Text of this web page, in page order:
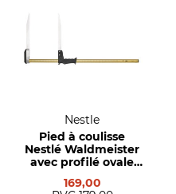
Nestle
Pied à coulisse
Nestlé Waldmeister
avec profilé ovale
169,00